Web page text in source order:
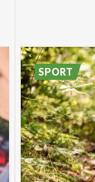
SPORT